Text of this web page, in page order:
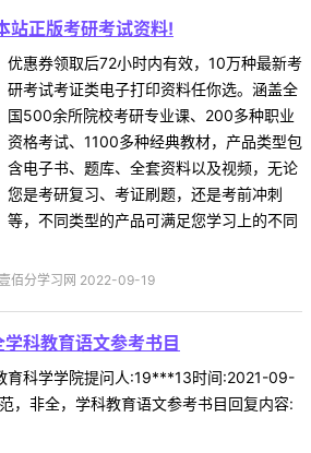
站正版考研考试资料!
优惠券领取后72小时内有效，10万种最新考
研考试考证类电子打印资料任你选。涵盖全
国500余所院校考研专业课、200多种职业
资格考试、1100多种经典教材，产品类型包
含电子书、题库、全套资料以及视频，无论
您是考研复习、考证刷题，还是考前冲刺
等，不同类型的产品可满足您学习上的不同
佰分学习网 2022-09-19
科教育语文参考书目
育科学学院提问人:19***13时间:2021-09-
，非全，学科教育语文参考书目回复内容: